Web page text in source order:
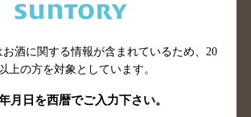
バー検索
和歌山県のバー検索
バー検索
鳥取県のバー検索
バー検索
徳島県のバー検索
酒に関する情報が含まれているため、 20
上の方を対象としています。
月日を西暦でご入力下さい。